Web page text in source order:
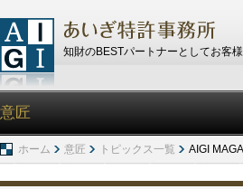
知財のBESTパートナーとしてお客
意匠
ホーム 意匠 トピックス一覧 AIGI